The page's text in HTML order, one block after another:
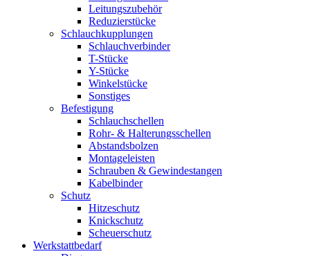
Leitungszubehör
Reduzierstücke
Schlauchkupplungen
Schlauchverbinder
T-Stücke
Y-Stücke
Winkelstücke
Sonstiges
Befestigung
Schlauchschellen
Rohr- & Halterungsschellen
Abstandsbolzen
Montageleisten
Schrauben & Gewindestangen
Kabelbinder
Schutz
Hitzeschutz
Knickschutz
Scheuerschutz
Werkstattbedarf